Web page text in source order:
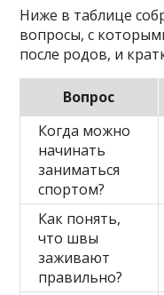
Ниже в таблице
вопросы, с
после родов, и
Вопрос
Когда можно
начинать
заниматься
спортом?
Как понять,
что швы
заживают
правильно?